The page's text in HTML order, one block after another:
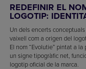
REDEFINIR EL
LOGOTIP:
Un dels encerts
vaixell com a origen del
El nom “Evolutie” pintat a
un signe tipogràfic net,
logotip oficial de la marca.